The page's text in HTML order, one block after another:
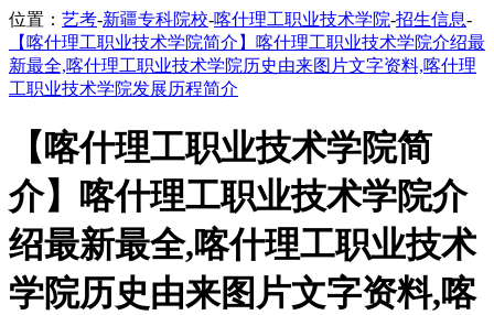
位置： 艺考-新疆专科院校-喀什理工职业技术学院-招生信息-
【喀什理工职业技术学院简介】喀什理工职业技术学院介绍最
新最全,喀什理工职业技术学院历史由来图片文字资料,喀什理
工职业技术学院发展历程简介
【喀什理工职业技术学院简
介】喀什理工职业技术学院介
绍最新最全,喀什理工职业技术
学院历史由来图片文字资料,喀